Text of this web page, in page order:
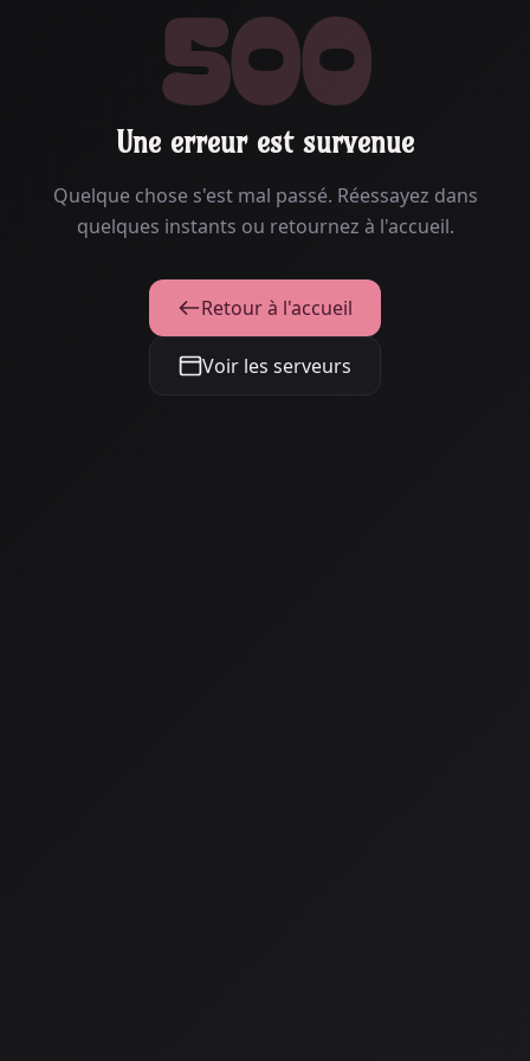
500
Une erreur est survenue
Quelque chose s'est mal passé. Réessayez dans
quelques instants ou retournez à l'accueil.
Retour à l'accueil
Voir les serveurs